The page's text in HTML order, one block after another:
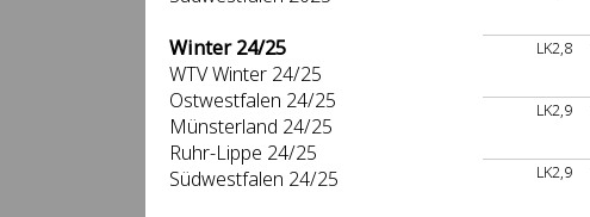
Winter 24/25
WTV Winter 24/25
Ostwestfalen 24/25
Münsterland 24/25
Ruhr-Lippe 24/25
Südwestfalen 24/25
LK2,8
LK2,9
LK2,9